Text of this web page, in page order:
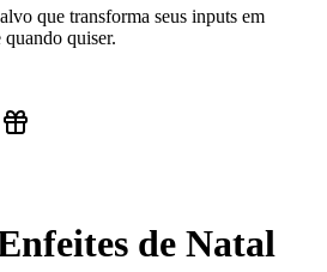
que transforma seus inputs em
quiser.
de Natal